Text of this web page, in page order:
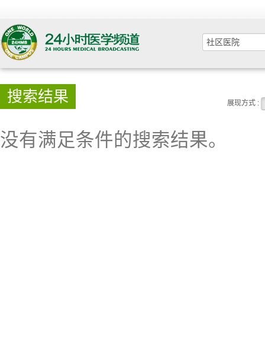
搜索结果 展现方式 :
没有满足条件的搜索结果。